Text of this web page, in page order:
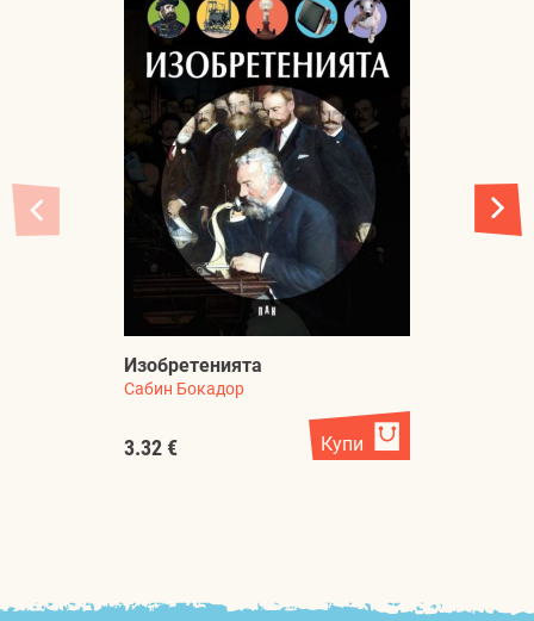
Изобретенията
Сабин Бокадор
3.32 € Купи